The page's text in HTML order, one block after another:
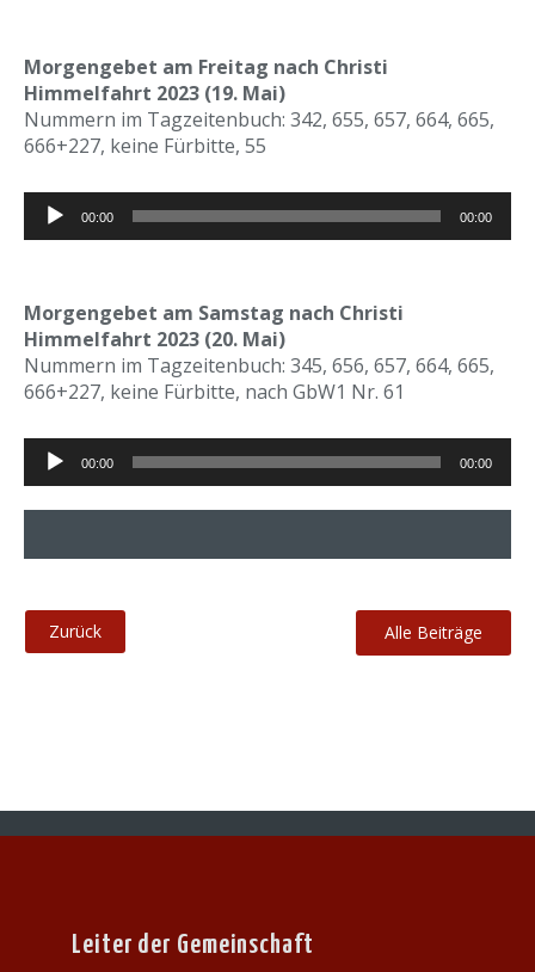
Morgengebet am Freitag nach Christi
Himmelfahrt 2023 (19. Mai)
Nummern im Tagzeitenbuch: 342, 655, 657, 664, 665,
666+227, keine Fürbitte, 55
Audio-
Player
00:00 00:00
Morgengebet am Samstag nach Christi
Himmelfahrt 2023 (20. Mai)
Nummern im Tagzeitenbuch: 345, 656, 657, 664, 665,
666+227, keine Fürbitte, nach GbW1 Nr. 61
Audio-
Player
00:00 00:00
Alle Beiträge
Leiter der Gemeinschaft